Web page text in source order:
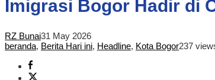
Imigrasi Bogor Hadir di
RZ Bunai31 May 2026
beranda, Berita Hari ini, Headline, Kota Bogor237